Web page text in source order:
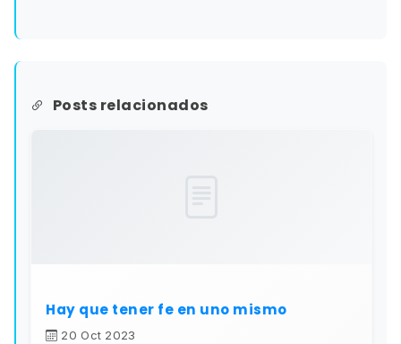
Posts relacionados
Hay que tener fe en uno mismo
20 Oct 2023